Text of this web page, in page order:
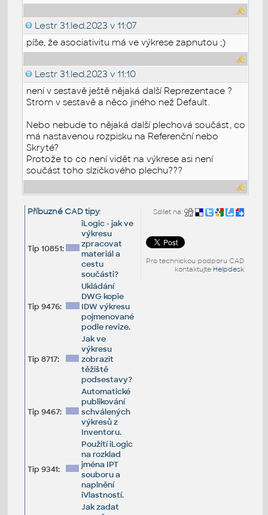
Lestr 31.led.2023 v 11:07
píše, že asociativitu má ve výkrese zapnutou ;)
Lestr 31.led.2023 v 11:10
není v sestavě ještě nějaká další Reprezentace ?
Strom v sestavě a něco jiného než Default.
Nebo nebude to nějaká další plechová součást, co
má nastavenou rozpisku na Referenční nebo
Skryté?
Protože to co není vidět na výkrese asi není
součást toho slzičkového plechu???
Sdílet na:
Pro technickou podporu CAD
kontaktujte Helpdesk
Příbuzné CAD tipy:
Tip 10851:
iLogic - jak ve
výkresu
zpracovat
materiál a
cestu
součásti?
Tip 9476:
Ukládání
DWG kopie
IDW výkresu
pojmenované
podle revize.
Tip 8717:
Jak ve
výkresu
zobrazit
těžiště
podsestavy?
Tip 9467:
Automatické
publikování
schválených
výkresů z
Inventoru.
Tip 9341:
Použití iLogic
na rozklad
jména IPT
souboru a
naplnění
iVlastností.
Jak zadat